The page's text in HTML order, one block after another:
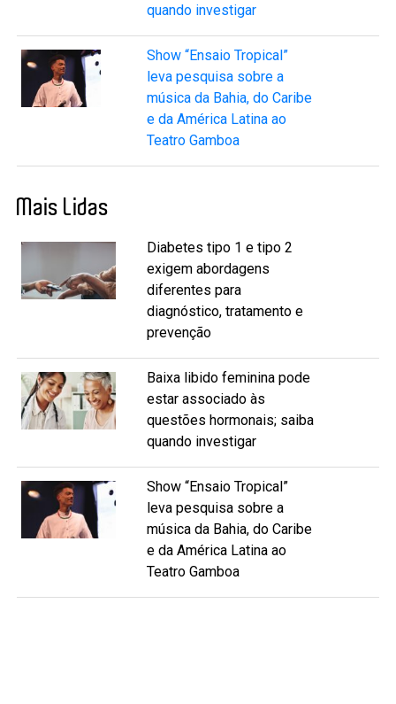
quando investigar
Show “Ensaio Tropical”
leva pesquisa sobre a
música da Bahia, do Caribe
e da América Latina ao
Teatro Gamboa
Mais Lidas
Diabetes tipo 1 e tipo 2
exigem abordagens
diferentes para
diagnóstico, tratamento e
prevenção
Baixa libido feminina pode
estar associado às
questões hormonais; saiba
quando investigar
Show “Ensaio Tropical”
leva pesquisa sobre a
música da Bahia, do Caribe
e da América Latina ao
Teatro Gamboa